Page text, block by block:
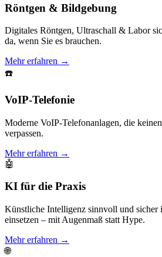
Röntgen & Bildgebung
Digitales Röntgen, Ultraschall & Labor
da, wenn Sie es brauchen.
Mehr erfahren →
☎️
VoIP-Telefonie
Moderne VoIP-Telefonanlagen, die
verpassen.
Mehr erfahren →
🤖
KI für die Praxis
Künstliche Intelligenz sinnvoll und sicher
einsetzen – mit Augenmaß statt Hype.
Mehr erfahren →
🌐